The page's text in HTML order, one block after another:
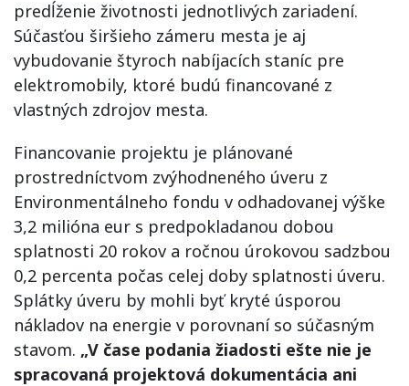
predĺženie životnosti jednotlivých zariadení.
Súčasťou širšieho zámeru mesta je aj
vybudovanie štyroch nabíjacích staníc pre
elektromobily, ktoré budú financované z
vlastných zdrojov mesta.
Financovanie projektu je plánované
prostredníctvom zvýhodneného úveru z
Environmentálneho fondu v odhadovanej výške
3,2 milióna eur s predpokladanou dobou
splatnosti 20 rokov a ročnou úrokovou sadzbou
0,2 percenta počas celej doby splatnosti úveru.
Splátky úveru by mohli byť kryté úsporou
nákladov na energie v porovnaní so súčasným
stavom. „V čase podania žiadosti ešte nie je
spracovaná projektová dokumentácia ani